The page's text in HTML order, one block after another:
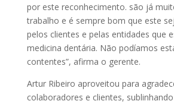
por este reconhecimento. são já
trabalho e é sempre bom que este
pelos clientes e pelas entidades que
medicina dentária. Não podíamos
contentes”, afirma o gerente.
Artur Ribeiro aproveitou para
colaboradores e clientes,